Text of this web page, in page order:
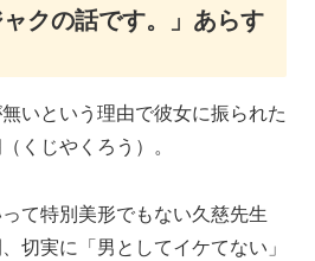
ャクの話です。」あらす
いという理由で彼女に振られた
くじやくろう）。
て特別美形でもない久慈先生
切実に「男としてイケてない」